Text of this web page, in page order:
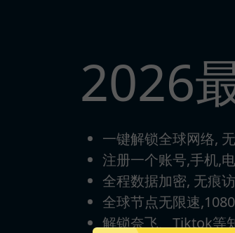
2026
一键解锁全球网络,
注册一个账号,手机,
全程数据加密, 无痕
全球节点无限速
解锁奈飞、Tiktok等